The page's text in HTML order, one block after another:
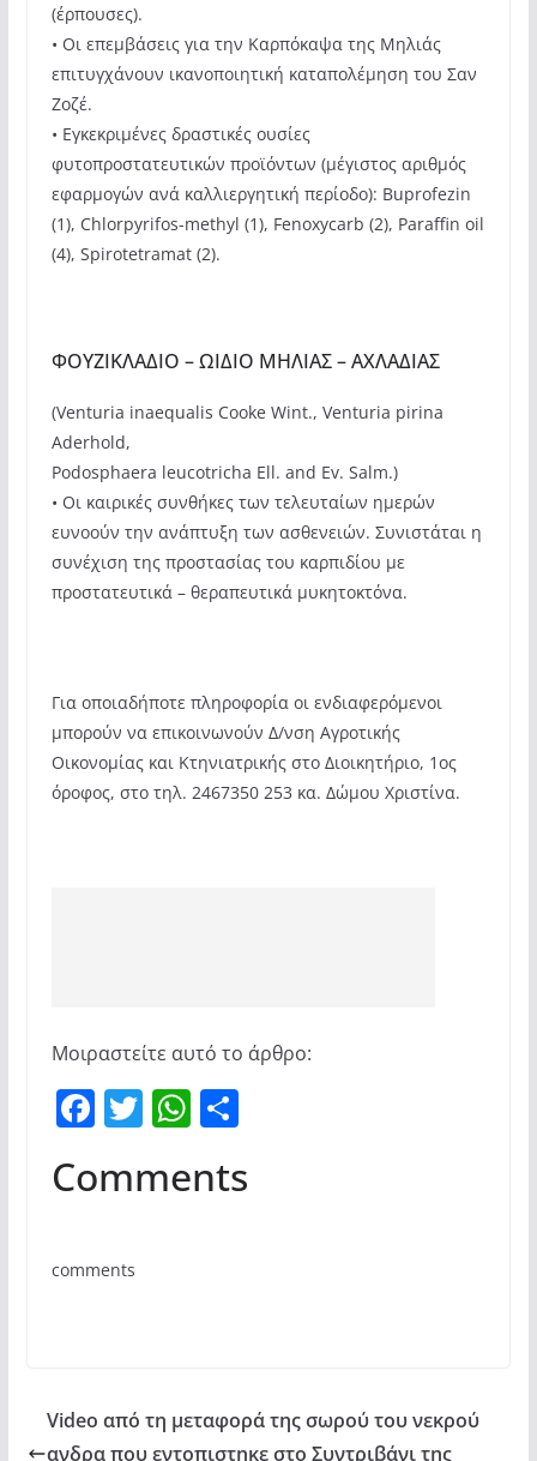
(έρπουσες).
• Οι επεμβάσεις για την Καρπόκαψα της Μηλιάς
επιτυγχάνουν ικανοποιητική καταπολέμηση του Σαν
Ζοζέ.
• Εγκεκριμένες δραστικές ουσίες
φυτοπροστατευτικών προϊόντων (μέγιστος αριθμός
εφαρμογών ανά καλλιεργητική περίοδο): Buprofezin
(1), Chlorpyrifos-methyl (1), Fenoxycarb (2), Paraffin oil
(4), Spirotetramat (2).
ΦΟΥΖΙΚΛΑΔΙΟ – ΩΙΔΙΟ ΜΗΛΙΑΣ – ΑΧΛΑΔΙΑΣ
(Venturia inaequalis Cooke Wint., Venturia pirina
Aderhold,
Podosphaera leucotricha Ell. and Ev. Salm.)
• Οι καιρικές συνθήκες των τελευταίων ημερών
ευνοούν την ανάπτυξη των ασθενειών. Συνιστάται η
συνέχιση της προστασίας του καρπιδίου με
προστατευτικά – θεραπευτικά μυκητοκτόνα.
Για οποιαδήποτε πληροφορία οι ενδιαφερόμενοι
μπορούν να επικοινωνούν Δ/νση Αγροτικής
Οικονομίας και Κτηνιατρικής στο Διοικητήριο, 1ος
όροφος, στο τηλ. 2467350 253 κα. Δώμου Χριστίνα.
Μοιραστείτε αυτό το άρθρο:
F
c
b
T
itt
W
at
Μ
ρ
Comments
comments
Video από τη μεταφορά της σωρού του νεκρού
ανδρα που εντοπιστηκε στο Συντριβάνι της